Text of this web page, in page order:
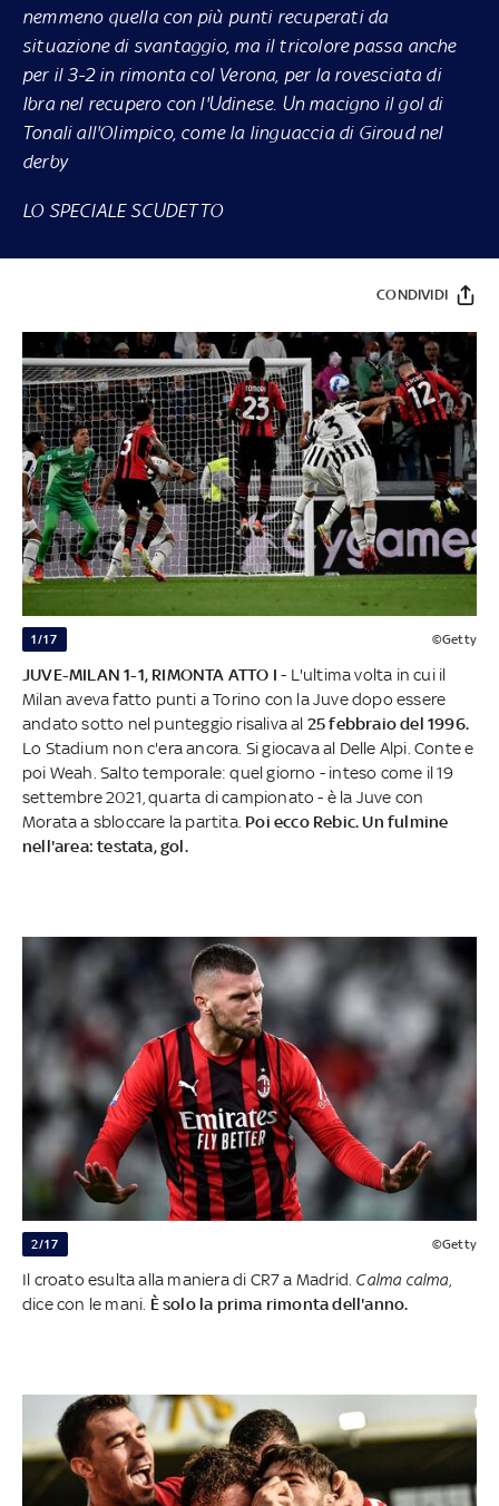
nemmeno quella con più punti recuperati da
situazione di svantaggio, ma il tricolore passa anche
per il 3-2 in rimonta col Verona, per la rovesciata di
Ibra nel recupero con l'Udinese. Un macigno il gol di
Tonali all'Olimpico, come la linguaccia di Giroud nel
derby
LO SPECIALE SCUDETTO
CONDIVIDI
1/17 ©Getty
JUVE-MILAN 1-1, RIMONTA ATTO I - L'ultima volta in cui il
Milan aveva fatto punti a Torino con la Juve dopo essere
andato sotto nel punteggio risalivaal 25 febbraio del 1996.
Lo Stadium non c'era ancora. Si giocava al Delle Alpi. Conte e
poi Weah. Salto temporale: quel giorno - inteso come il 19
settembre 2021, quarta di campionato - è la Juve con
Morata a sbloccare la partita. Poi ecco Rebic. Un fulmine
nell'area: testata, gol.
2/17 ©Getty
Il croato esulta alla maniera di CR7 a Madrid. Calma calma
dice con le mani. È solo la prima rimonta dell'anno.